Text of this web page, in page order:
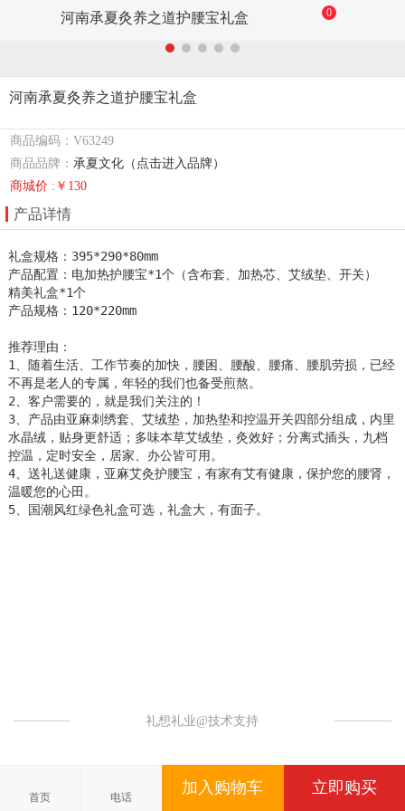
河南承夏灸养之道护腰宝礼盒 0
河南承夏灸养之道护腰宝礼盒
商品编码：V63249
商品品牌：承夏文化（点击进入品牌）
商城价 :￥130
产品详情
礼盒规格：395*290*80mm
产品配置：电加热护腰宝*1个（含布套、加热芯、艾绒垫、开关）
精美礼盒*1个
产品规格：120*220mm
推荐理由：
1、随着生活、工作节奏的加快，腰困、腰酸、腰痛、腰肌劳损，已经
不再是老人的专属，年轻的我们也备受煎熬。
2、客户需要的，就是我们关注的！
3、产品由亚麻刺绣套、艾绒垫，加热垫和控温开关四部分组成，内里
水晶绒，贴身更舒适；多味本草艾绒垫，灸效好；分离式插头，九档
控温，定时安全，居家、办公皆可用。
4、送礼送健康，亚麻艾灸护腰宝，有家有艾有健康，保护您的腰肾，
温暖您的心田。
5、国潮风红绿色礼盒可选，礼盒大，有面子。
礼想礼业@技术支持
首页 电话
加入购物车 立即购买